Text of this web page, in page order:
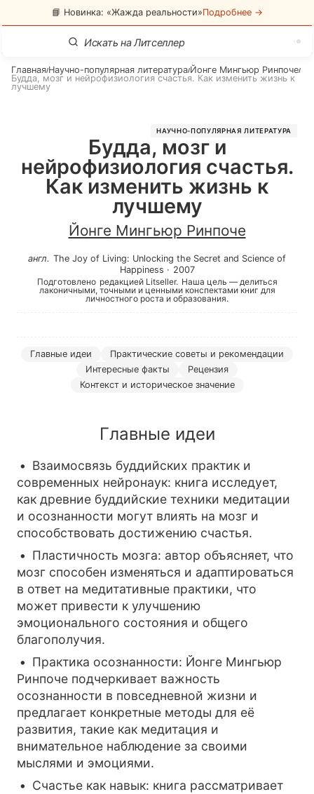
📘 Новинка: «Жажда реальности»Подробнее →
Главная/Научно-популярная литература/Йонге Мингьюр Ринпоче/
Будда, мозг и нейрофизиология счастья. Как изменить жизнь к
лучшему
НАУЧНО-ПОПУЛЯРНАЯ ЛИТЕРАТУРА
Будда, мозг и
нейрофизиология счастья.
Как изменить жизнь к
лучшему
Йонге Мингьюр Ринпоче
англ. The Joy of Living: Unlocking the Secret and Science of
Happiness · 2007
Подготовлено редакцией Litseller. Наша цель — делиться
лаконичными, точными и ценными конспектами книг для
личностного роста и образования.
Главные идеи
Практические советы и рекомендации
Интересные факты
Рецензия
Контекст и историческое значение
Главные идеи
Взаимосвязь буддийских практик и
современных нейронаук: книга исследует,
как древние буддийские техники медитации
и осознанности могут влиять на мозг и
способствовать достижению счастья.
Пластичность мозга: автор объясняет, что
мозг способен изменяться и адаптироваться
в ответ на медитативные практики, что
может привести к улучшению
эмоционального состояния и общего
благополучия.
Практика осознанности: Йонге Мингьюр
Ринпоче подчеркивает важность
осознанности в повседневной жизни и
предлагает конкретные методы для её
развития, такие как медитация и
внимательное наблюдение за своими
мыслями и эмоциями.
Счастье как навык: книга рассматривает